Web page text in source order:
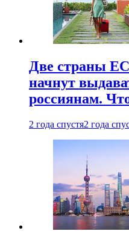
Две страны
начнут
россиянам.
2 года спустя2 года